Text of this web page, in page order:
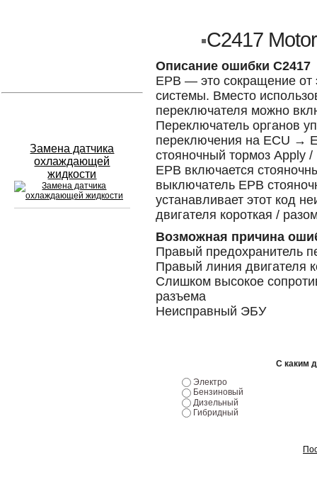
Замена датчика
охлаждающей
жидкости
C2417
Описание ошибки C2417
EPB — это сокращение от
системы. Вместо
переключателя можно
Переключатель органов
переключения на ECU →
стояночный тормоз Apply
EPB включается
выключатель EPB
устанавливает этот код
двигателя короткая /
Возможная причина
Правый предохранитель
Правый линия двигателя
Слишком высокое
разъема
Неисправный ЭБУ
С каким
Электро
Бензиновый
Дизельный
Гибридный